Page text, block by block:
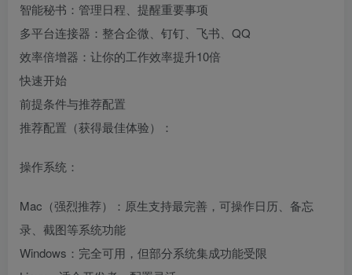
智能秘书：管理日程、提醒重要事项
多平台连接器：整合企微、钉钉、飞书、QQ
效率倍增器：让你的工作效率提升10倍
快速开始
前提条件与推荐配置
推荐配置（获得最佳体验）：
操作系统：
Mac（强烈推荐）：原生支持最完善，可操作日历、备忘
录、截图等系统功能
Windows：完全可用，但部分系统集成功能受限